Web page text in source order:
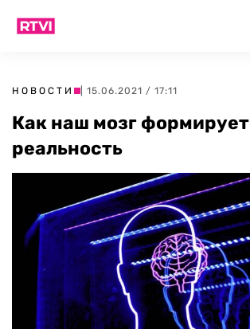
НОВОСТИ | 15.06.2021 / 17:11
Как наш мозг формирует
реальность